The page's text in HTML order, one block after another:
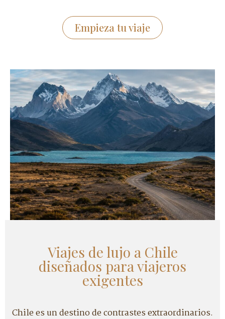
Empieza tu viaje
Viajes de lujo a Chile
diseñados para viajeros
exigentes
Chile es un destino de contrastes extraordinarios.